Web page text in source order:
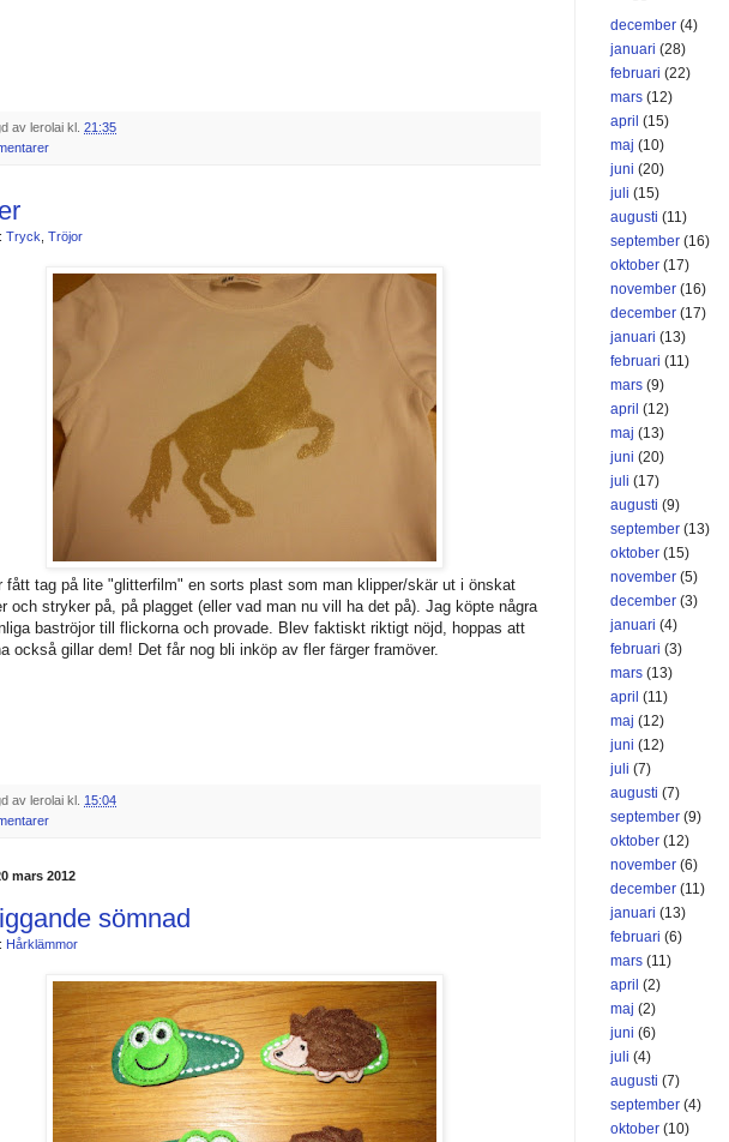
av lerolai kl. 21:35
Tryck Tröjor
fått tag på lite "glitterfilm" en sorts plast som man klipper/skär ut i önskat
och stryker på, på plagget (eller vad man nu vill ha det på). Jag köpte några
baströjor till flickorna och provade. Blev faktiskt riktigt nöjd, hoppas att
också gillar dem! Det får nog bli inköp av fler färger framöver.
av lerolai kl. 15:04
mars 2012
sömnad
Hårklämmor
december (4)
januari (28)
februari (22)
mars (12)
april (15)
maj (10)
juni (20)
juli (15)
augusti (11)
september (16)
oktober (17)
november (16)
december (17)
januari (13)
februari (11)
mars (9)
april (12)
maj (13)
juni (20)
juli (17)
augusti (9)
september (13)
oktober (15)
november (5)
december (3)
januari (4)
februari (3)
mars (13)
april (11)
maj (12)
juni (12)
juli (7)
augusti (7)
september (9)
oktober (12)
november (6)
december (11)
januari (13)
februari (6)
mars (11)
april (2)
maj (2)
juni (6)
juli (4)
augusti (7)
september (4)
oktober (10)